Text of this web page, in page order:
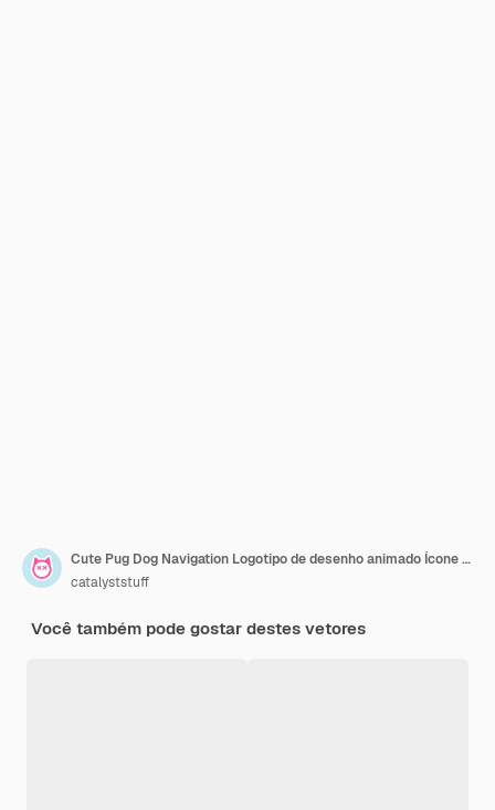
Cute Pug Dog Navigation Logotipo de desenho animado Ícone vetorial Ilustração Ícone de objeto animal Isolado plano
catalyststuff
Você também pode gostar destes vetores